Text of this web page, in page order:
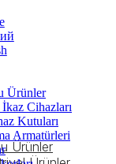
Ürünler
Ürünler
Cihazları
Kutuları
Armatürleri